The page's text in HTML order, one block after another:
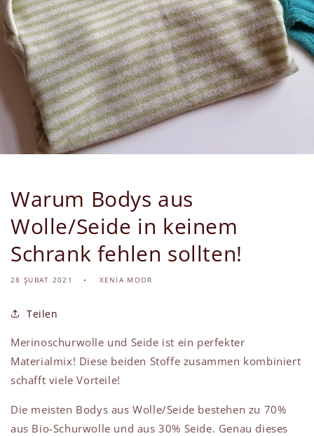
Warum Bodys aus
Wolle/Seide in keinem
Schrank fehlen sollten!
28 ŞUBAT 2021 XENIA MOOR
Teilen
Merinoschurwolle und Seide ist ein perfekter
Materialmix! Diese beiden Stoffe zusammen kombiniert
schafft viele Vorteile!
Die meisten Bodys aus Wolle/Seide bestehen zu 70%
aus Bio-Schurwolle und aus 30% Seide. Genau dieses